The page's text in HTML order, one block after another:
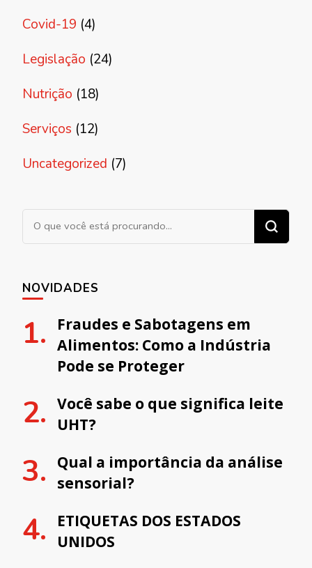
Covid-19 (4)
Legislação (24)
Nutrição (18)
Serviços (12)
Uncategorized (7)
Procurando algo?
NOVIDADES
Fraudes e Sabotagens em
Alimentos: Como a Indústria
Pode se Proteger
Você sabe o que significa leite
UHT?
Qual a importância da análise
sensorial?
ETIQUETAS DOS ESTADOS
UNIDOS